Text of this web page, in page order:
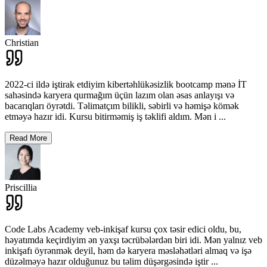
Christian
2022-ci ildə iştirak etdiyim kibertəhlükəsizlik bootcamp mənə İT
sahəsində karyera qurmağım üçün lazım olan əsas anlayışı və
bacarıqları öyrətdi. Təlimatçım bilikli, səbirli və həmişə kömək
etməyə hazır idi. Kursu bitirməmiş iş təklifi aldım. Mən i ...
Read More
Priscillia
Code Labs Academy veb-inkişaf kursu çox təsir edici oldu, bu,
həyatımda keçirdiyim ən yaxşı təcrübələrdən biri idi. Mən yalnız veb
inkişafı öyrənmək deyil, həm də karyera məsləhətləri almaq və işə
düzəlməyə hazır olduğunuz bu təlim düşərgəsində iştir...